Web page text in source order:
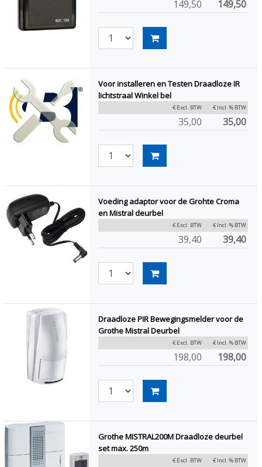
149,50 149,50
Voor installeren en Testen Draadloze IR
lichtstraal Winkel bel
€ Excl. BTW € Incl. % BTW
35,00 35,00
Voeding adaptor voor de Grohte Croma
en Mistral deurbel
€ Excl. BTW € Incl. % BTW
39,40 39,40
Draadloze PIR Bewegingsmelder voor de
Grothe Mistral Deurbel
€ Excl. BTW € Incl. % BTW
198,00 198,00
Grothe MISTRAL200M Draadloze deurbel
set max. 250m
€ Excl. BTW € Incl. % BTW